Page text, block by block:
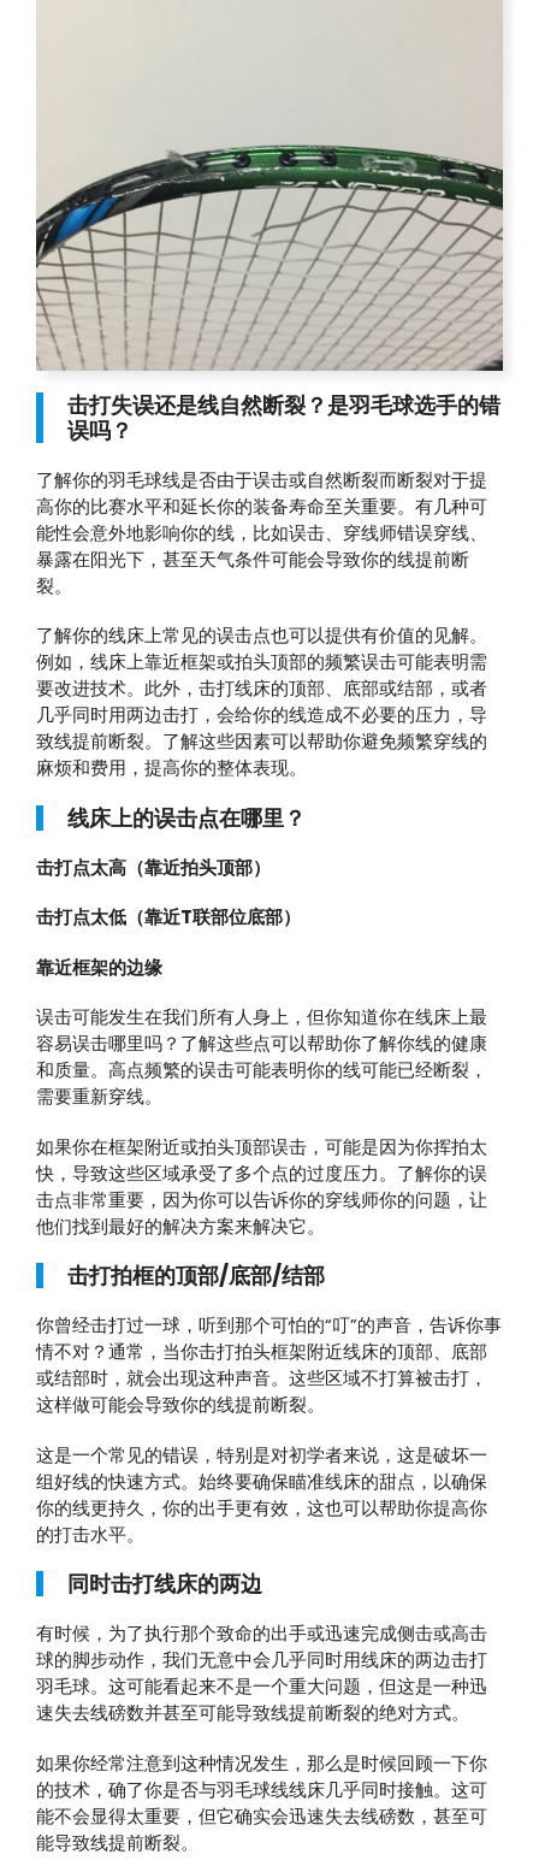
击打失误还是线自然断裂？是羽毛球选手的错
误吗？
了解你的羽毛球线是否由于误击或自然断裂而断裂对于提
高你的比赛水平和延长你的装备寿命至关重要。有几种可
能性会意外地影响你的线，比如误击、穿线师错误穿线、
暴露在阳光下，甚至天气条件可能会导致你的线提前断
裂。
了解你的线床上常见的误击点也可以提供有价值的见解。
例如，线床上靠近框架或拍头顶部的频繁误击可能表明需
要改进技术。此外，击打线床的顶部、底部或结部，或者
几乎同时用两边击打，会给你的线造成不必要的压力，导
致线提前断裂。了解这些因素可以帮助你避免频繁穿线的
麻烦和费用，提高你的整体表现。
线床上的误击点在哪里？
击打点太高（靠近拍头顶部）
击打点太低（靠近T联部位底部）
靠近框架的边缘
误击可能发生在我们所有人身上，但你知道你在线床上最
容易误击哪里吗？了解这些点可以帮助你了解你线的健康
和质量。高点频繁的误击可能表明你的线可能已经断裂，
需要重新穿线。
如果你在框架附近或拍头顶部误击，可能是因为你挥拍太
快，导致这些区域承受了多个点的过度压力。了解你的误
击点非常重要，因为你可以告诉你的穿线师你的问题，让
他们找到最好的解决方案来解决它。
击打拍框的顶部/底部/结部
你曾经击打过一球，听到那个可怕的“叮”的声音，告诉你事
情不对？通常，当你击打拍头框架附近线床的顶部、底部
或结部时，就会出现这种声音。这些区域不打算被击打，
这样做可能会导致你的线提前断裂。
这是一个常见的错误，特别是对初学者来说，这是破坏一
组好线的快速方式。始终要确保瞄准线床的甜点，以确保
你的线更持久，你的出手更有效，这也可以帮助你提高你
的打击水平。
同时击打线床的两边
有时候，为了执行那个致命的出手或迅速完成侧击或高击
球的脚步动作，我们无意中会几乎同时用线床的两边击打
羽毛球。这可能看起来不是一个重大问题，但这是一种迅
速失去线磅数并甚至可能导致线提前断裂的绝对方式。
如果你经常注意到这种情况发生，那么是时候回顾一下你
的技术，确了你是否与羽毛球线线床几乎同时接触。这可
能不会显得太重要，但它确实会迅速失去线磅数，甚至可
能导致线提前断裂。